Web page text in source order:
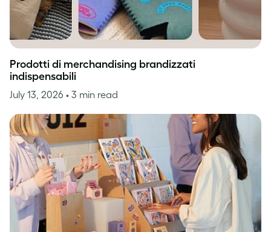
Prodotti di merchandising brandizzati
indispensabili
July 13, 2026 • 3 min read